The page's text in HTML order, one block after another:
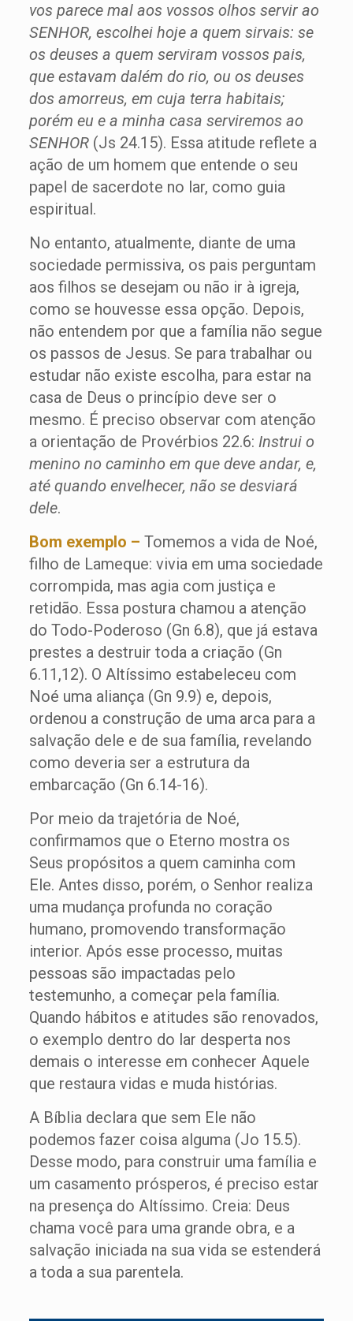
vos parece mal aos vossos olhos servir ao
SENHOR, escolhei hoje a quem sirvais: se
os deuses a quem serviram vossos pais,
que estavam dalém do rio, ou os deuses
dos amorreus, em cuja terra habitais;
porém eu e a minha casa serviremos ao
SENHOR(Js 24.15). Essa atitude reflete a
ação de um homem que entende o seu
papel de sacerdote no lar, como guia
espiritual.
No entanto, atualmente, diante de uma
sociedade permissiva, os pais perguntam
aos filhos se desejam ou não ir à igreja,
como se houvesse essa opção. Depois,
não entendem por que a família não segue
os passos de Jesus. Se para trabalhar ou
estudar não existe escolha, para estar na
casa de Deus o princípio deve ser o
mesmo. É preciso observar com atenção
a orientação de Provérbios 22.6: Instrui o
menino no caminho em que deve andar, e,
até quando envelhecer, não se desviará
dele.
Bom exemplo – Tomemos a vida de Noé,
filho de Lameque: vivia em uma sociedade
corrompida, mas agia com justiça e
retidão. Essa postura chamou a atenção
do Todo-Poderoso (Gn 6.8), que já estava
prestes a destruir toda a criação (Gn
6.11,12). O Altíssimo estabeleceu com
Noé uma aliança (Gn 9.9) e, depois,
ordenou a construção de uma arca para a
salvação dele e de sua família, revelando
como deveria ser a estrutura da
embarcação (Gn 6.14-16).
Por meio da trajetória de Noé,
confirmamos que o Eterno mostra os
Seus propósitos a quem caminha com
Ele. Antes disso, porém, o Senhor realiza
uma mudança profunda no coração
humano, promovendo transformação
interior. Após esse processo, muitas
pessoas são impactadas pelo
testemunho, a começar pela família.
Quando hábitos e atitudes são renovados,
o exemplo dentro do lar desperta nos
demais o interesse em conhecer Aquele
que restaura vidas e muda histórias.
A Bíblia declara que sem Ele não
podemos fazer coisa alguma (Jo 15.5).
Desse modo, para construir uma família e
um casamento prósperos, é preciso estar
na presença do Altíssimo. Creia: Deus
chama você para uma grande obra, e a
salvação iniciada na sua vida se estenderá
a toda a sua parentela.